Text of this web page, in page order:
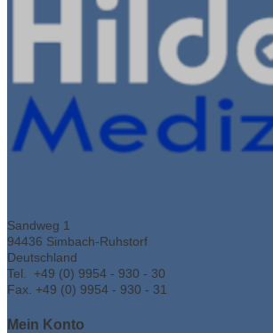
Sandweg 1
94436 Simbach-Ruhstorf
Deutschland
Tel. +49 (0) 9954 - 930 - 30
Fax. +49 (0) 9954 - 930 - 31
Mein Konto